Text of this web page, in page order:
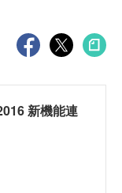
新機能連